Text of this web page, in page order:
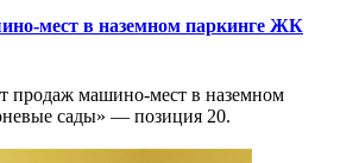
мест в наземном паркинге ЖК
продаж машино-мест в наземном
сады» — позиция 20.